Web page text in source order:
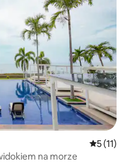
Średnia
5 (11)
na morze